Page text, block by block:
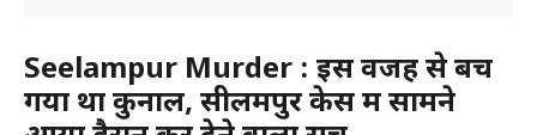
Seelampur Murder : इस वजह से बच
गया था कुनाल, सीलमपुर केस में सामने